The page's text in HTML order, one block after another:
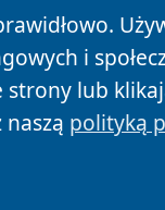
i
lub
polityką